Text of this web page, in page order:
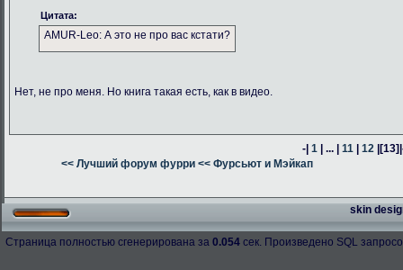
Цитата:
AMUR-Leo: А это не про вас кстати?
Нет, не про меня. Но книга такая есть, как в видео.
-|1 | ... |11 |12 |[13]
<< Лучший форум фурри << Фурсьют и Мэйкап
skin
Страница полностью сгенерирована за 0.054 сек. Произведено SQL